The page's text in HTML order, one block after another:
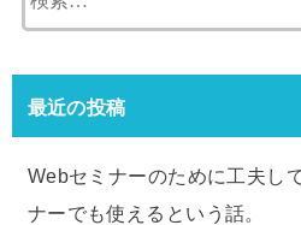
索:
最近の投稿
Webセミナーのために工夫し
ナーでも使えるという話。